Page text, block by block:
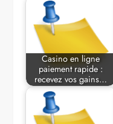
Casino en ligne
paiement rapide :
recevez vos gains…